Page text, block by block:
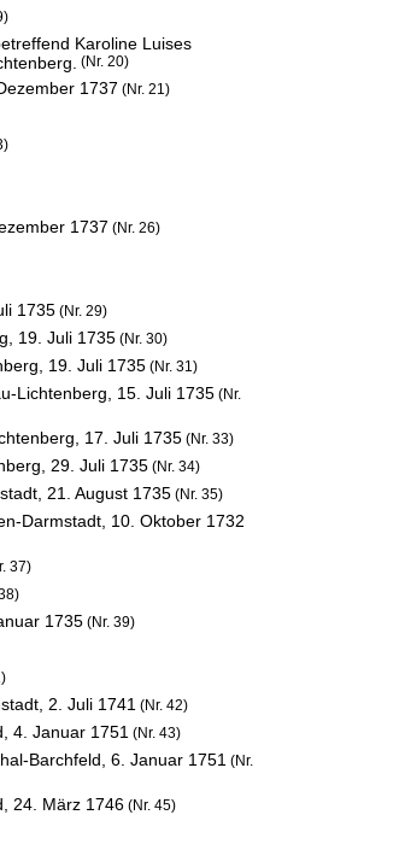
Karoline Luises
(Nr. 20)
1737 (Nr. 21)
1737 (Nr. 26)
1735 (Nr. 29)
19. Juli 1735 (Nr. 30)
19. Juli 1735 (Nr. 31)
Lichtenberg, 15. Juli 1735 (Nr.
17. Juli 1735 (Nr. 33)
29. Juli 1735 (Nr. 34)
21. August 1735 (Nr. 35)
Darmstadt, 10. Oktober 1732
37)
1735 (Nr. 39)
2. Juli 1741 (Nr. 42)
4. Januar 1751 (Nr. 43)
Barchfeld, 6. Januar 1751 (Nr.
24. März 1746 (Nr. 45)